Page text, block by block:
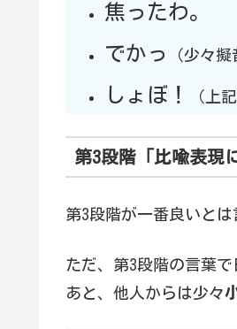
焦ったわ。
でかっ
（少々擬
しょぼ！ （上
第3段階「比喩表現
第3段階が一番良いとは
ただ、第3段階の言葉
あと、他人からは少々